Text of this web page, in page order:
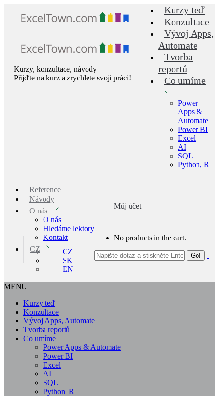
Kurzy, konzultace, návody
Přijďte na kurz a zrychlete svoji práci!
Kurzy teď
Konzultace
Vývoj Apps,
Automate
Tvorba
reportů
Co umíme
Power
Apps &
Automate
Power BI
Excel
AI
SQL
Python, R
Reference
Návody
O nás
O nás
Hledáme lektory
Kontakt
CZ
CZ
SK
EN
Můj účet
No products in the cart.
MENU
Kurzy teď
Konzultace
Vývoj Apps, Automate
Tvorba reportů
Co umíme
Power Apps & Automate
Power BI
Excel
AI
SQL
Python, R